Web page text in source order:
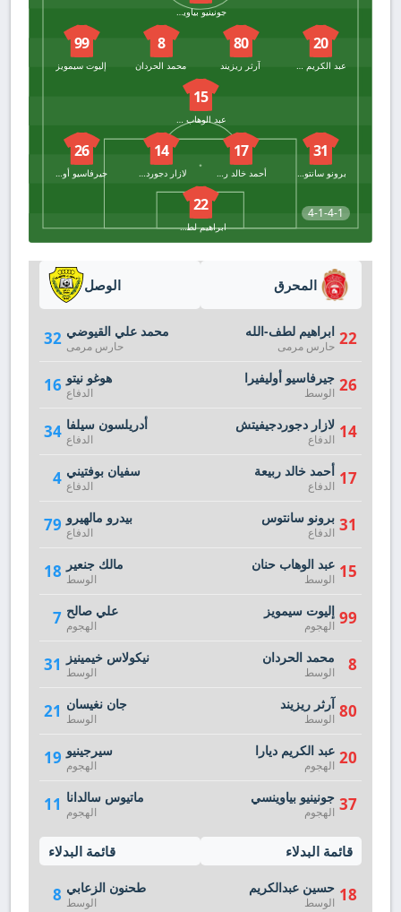
4-1-4-1
جونينيو بياوينسي
20
عبد الكريم ديارا
80
آرثر ريزيند
8
محمد الحردان
99
إليوت سيمويز
15
عبد الوهاب حنان
31
برونو سانتوس
17
أحمد خالد ربيعة
14
لازار دجوردجيفيتش
26
جيرفاسيو أوليفيرا
22
ابراهيم لطف-الله
الوصل
32 محمد علي القيوضي
حارس مرمى
16 هوغو نيتو
الدفاع
34 أدريلسون سيلفا
الدفاع
4 سفيان بوفتيني
الدفاع
79 بيدرو مالهيرو
الدفاع
18 مالك جنعير
الوسط
7 علي صالح
الهجوم
31 نيكولاس خيمينيز
الوسط
21 جان نغيسان
الوسط
19 سيرجينيو
الهجوم
11 ماتيوس سالدانا
الهجوم
قائمة البدلاء
8 طحنون الزعابي
الوسط
المحرق
22 ابراهيم لطف-الله
حارس مرمى
26 جيرفاسيو أوليفيرا
الوسط
14 لازار دجوردجيفيتش
الدفاع
17 أحمد خالد ربيعة
الدفاع
31 برونو سانتوس
الدفاع
15 عبد الوهاب حنان
الوسط
99 إليوت سيمويز
الهجوم
8 محمد الحردان
الوسط
80 آرثر ريزيند
الوسط
20 عبد الكريم ديارا
الهجوم
37 جونينيو بياوينسي
الهجوم
قائمة البدلاء
18 حسين عبدالكريم
الوسط